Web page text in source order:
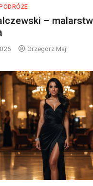
PODRÓŻE
–
Grzegorz Maj